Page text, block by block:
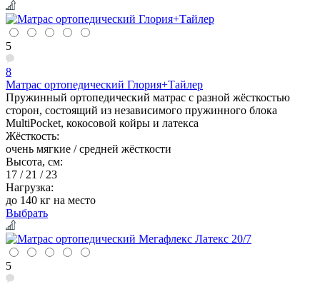
5
8
Матрас ортопедический Глория+Тайлер
Пружинный ортопедический матрас с разной жёсткостью
сторон, состоящий из независимого пружинного блока
MultiPocket, кокосовой койры и латекса
Жёсткость:
очень мягкие / средней жёсткости
Высота, см:
17 / 21 / 23
Нагрузка:
до 140 кг на место
Выбрать
5